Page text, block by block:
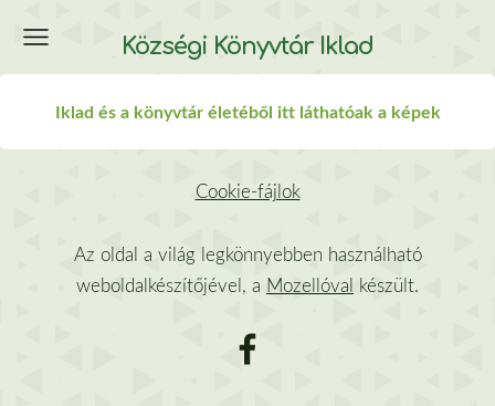
Községi Könyvtár Iklad
Iklad és a könyvtár életéből itt láthatóak a képek
Cookie-fájlok
Az oldal a világ legkönnyebben használható
weboldalkészítőjével, a Mozellóval készült.